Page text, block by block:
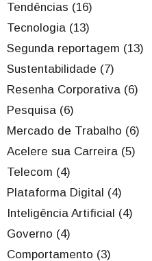
Tendências (16)
Tecnologia (13)
Segunda reportagem (13)
Sustentabilidade (7)
Resenha Corporativa (6)
Pesquisa (6)
Mercado de Trabalho (6)
Acelere sua Carreira (5)
Telecom (4)
Plataforma Digital (4)
Inteligência Artificial (4)
Governo (4)
Comportamento (3)